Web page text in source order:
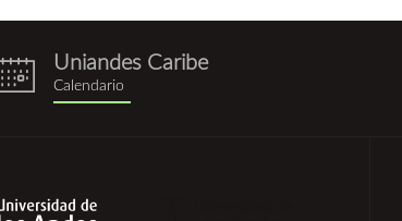
eventos.png
Uniandes Caribe
Calendario